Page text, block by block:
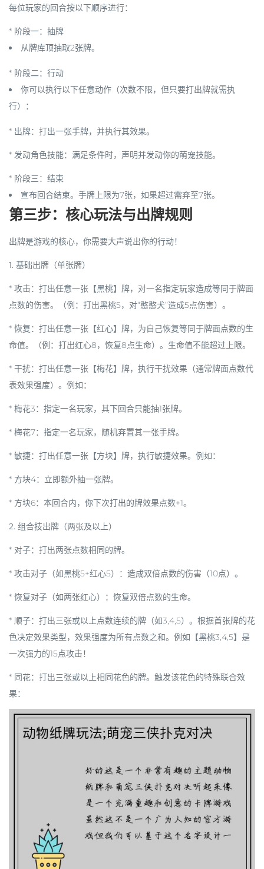
每位玩家的回合按以下顺序进行：
* 阶段一：抽牌
从牌库顶抽取2张牌。
* 阶段二：行动
你可以执行以下任意动作（次数不限，但只要打出牌就需执
行）：
* 出牌：打出一张手牌，并执行其效果。
* 发动角色技能：满足条件时，声明并发动你的萌宠技能。
* 阶段三：结束
宣布回合结束。手牌上限为7张，如果超过需弃至7张。
第三步：核心玩法与出牌规则
出牌是游戏的核心，你需要大声说出你的行动！
1. 基础出牌（单张牌）
* 攻击：打出任意一张【黑桃】牌，对一名指定玩家造成等同于牌面
点数的伤害。（例：打出黑桃5，对“憨憨犬”造成5点伤害）。
* 恢复：打出任意一张【红心】牌，为自己恢复等同于牌面点数的生
命值。（例：打出红心8，恢复8点生命）。生命值不能超过上限。
* 干扰：打出任意一张【梅花】牌，执行干扰效果（通常牌面点数代
表效果强度）。例如：
* 梅花3：指定一名玩家，其下回合只能抽1张牌。
* 梅花7：指定一名玩家，随机弃置其一张手牌。
* 敏捷：打出任意一张【方块】牌，执行敏捷效果。例如：
* 方块4：立即额外抽一张牌。
* 方块6：本回合内，你下次打出的牌效果点数+1。
2. 组合技出牌（两张及以上）
* 对子：打出两张点数相同的牌。
* 攻击对子 （如黑桃5+红心5）：造成双倍点数的伤害（10点）。
* 恢复对子 （如两张红心）：恢复双倍点数的生命。
* 顺子：打出三张或以上点数连续的牌（如3,4,5）。根据首张牌的花
色决定效果类型，效果强度为所有点数之和。例如【黑桃3,4,5】是
一次强力的15点攻击！
* 同花：打出三张或以上相同花色的牌。触发该花色的特殊联合效
果：